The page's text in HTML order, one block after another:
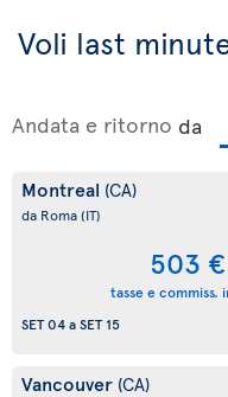
Voli last
Andata e ritorno da
Montreal (CA)
da Roma(IT)
503 €
tasse e commiss.
SET 04aSET 15
Vancouver (CA)